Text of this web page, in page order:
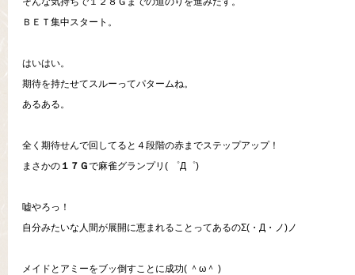
ＢＥＴ集中スタート。
はいはい。
期待を持たせてスルーってパタームね。
あるある。
全く期待せんで回してると４段階の赤までステップアップ！
まさかの １７Ｇで麻雀グランプリ( ゜Д゜)
嘘やろっ！
自分みたいな人間が展開に恵まれることってあるのΣ(・Д・ノ)ノ
メイドとアミーをブッ倒すことに成功( ＾ω＾ )